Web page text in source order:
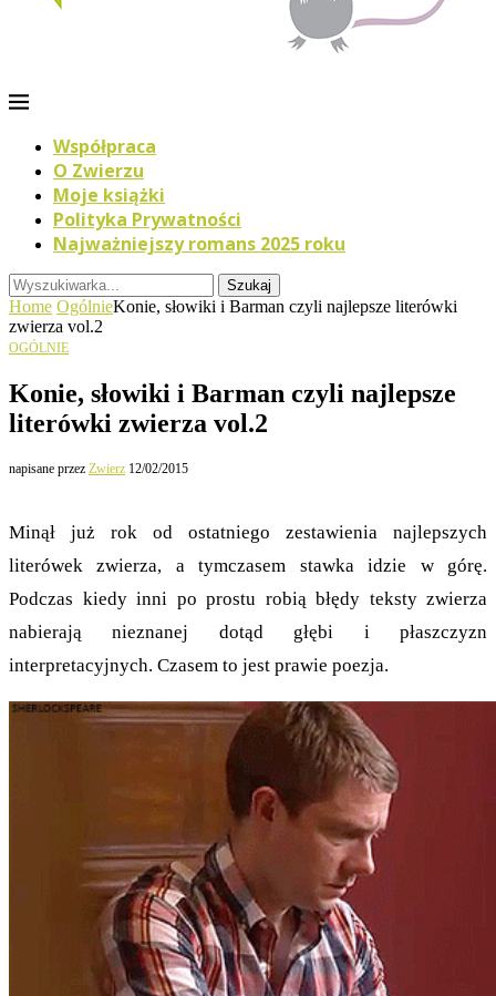
Współpraca
O Zwierzu
Moje książki
Polityka Prywatności
Najważniejszy romans 2025 roku
Szukaj
Home OgólnieKonie, słowiki i Barman czyli najlepsze literówki
zwierza vol.2
OGÓLNIE
Konie, słowiki i Barman czyli najlepsze
literówki zwierza vol.2
napisane przez Zwierz 12/02/2015
Minął już rok od ostatniego zestawienia najlepszych
literówek zwierza, a tymczasem stawka idzie w górę.
Podczas kiedy inni po prostu robią błędy teksty zwierza
nabierają nieznanej dotąd głębi i płaszczyzn
interpretacyjnych. Czasem to jest prawie poezja.